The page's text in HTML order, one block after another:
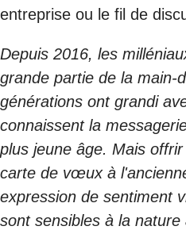
entreprise ou le fil de
Depuis 2016, les
grande partie de la main-
générations ont grandi
connaissent la
plus jeune âge. Mais
carte de vœux à
expression de sentiment
sont sensibles à la nature